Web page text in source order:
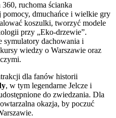
ruchoma ścianka
dmuchańce i wielkie gry
koszulki, tworzyć modele
przy „Eko-drzewie”.
symulatory dachowania i
wiedzy o Warszawie oraz
dla fanów historii
, w tym legendarne Jelcze i
do zwiedzania. Dla
okazja, by poczuć